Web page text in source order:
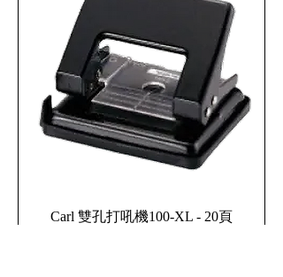
Carl 雙孔打吼機100-XL - 20頁